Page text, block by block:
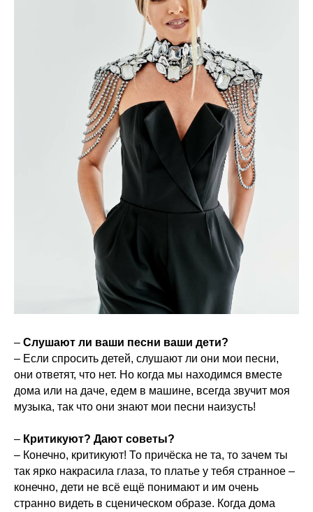
– Слушают ли ваши песни ваши дети?
– Если спросить детей, слушают ли они мои песни,
они ответят, что нет. Но когда мы находимся вместе
дома или на даче, едем в машине, всегда звучит моя
музыка, так что они знают мои песни наизусть!
– Критикуют? Дают советы?
– Конечно, критикуют! То причёска не та, то зачем ты
так ярко накрасила глаза, то платье у тебя странное –
конечно, дети не всё ещё понимают и им очень
странно видеть в сценическом образе. Когда дома